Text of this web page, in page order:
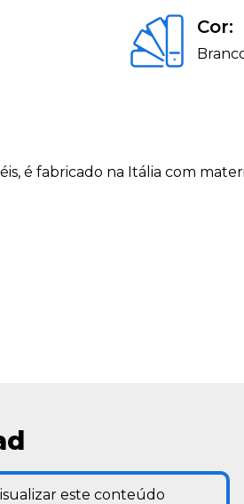
Cor:
é fabricado na Itália com
este conteúdo